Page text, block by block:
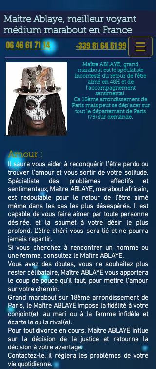
Maître Ablaye, meilleur voyant
médium marabout en France
06 46 61 71 14 +339 81 64 51 99
Maître ABLAYE, grand
marabout est le spécialiste
incontesté du retour de l’être
aimé en 48H et de
l’accompagnement
sentimental.
Ce 18ème arrondissement de
Paris mais peut se déplacer sur
tout le département de Paris
(75) sur demande.
​Amour :
Il saura vous aider à reconquérir l’être perdu ou
trouver l’amour et vous sortir de votre solitude.
Spécialiste des problèmes affectifs et
sentimentaux, Maître ABLAYE, marabout africain,
est redoutable pour le retour de l'être aimé
même dans les cas les plus désespérés. Il est
capable de vous faire aimer par toute personne
désirée, et la soumet à votre désir le plus
profond. L’être chéri vous sera lié et ne pourra
jamais repartir.
Si vous cherchez à rencontrer un homme ou
une femme, consultez le Maître ABLAYE.
Vous avez des doutes, vous ne souhaitez plus
rester célibataire, Maître ABLAYE vous apportera
le coup de pouce qu'il faut, pour mettre l'amour
sur votre chemin.
Grand marabout sur 18ème arrondissement de
Paris, le Maître ABLAYE impose la fidélité à votre
conjoint(e), au mari ou à la femme infidèle et
écarte le ou la rival(e).
Pour tout divorce en cours, Maître ABLAYE influe
sur la décision de la justice et retourne la
décision à votre avantage.
Contactez-le, il règlera les problèmes de votre
vie quotidienne.